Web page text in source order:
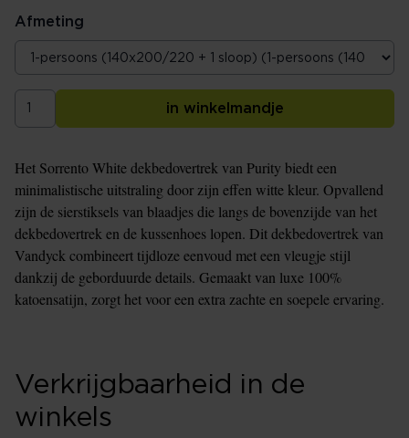
Afmeting
in winkelmandje
Het Sorrento White dekbedovertrek van Purity biedt een
minimalistische uitstraling door zijn effen witte kleur. Opvallend
zijn de sierstiksels van blaadjes die langs de bovenzijde van het
dekbedovertrek en de kussenhoes lopen. Dit dekbedovertrek van
Vandyck combineert tijdloze eenvoud met een vleugje stijl
dankzij de geborduurde details. Gemaakt van luxe 100%
katoensatijn, zorgt het voor een extra zachte en soepele ervaring.
Verkrijgbaarheid in de
winkels